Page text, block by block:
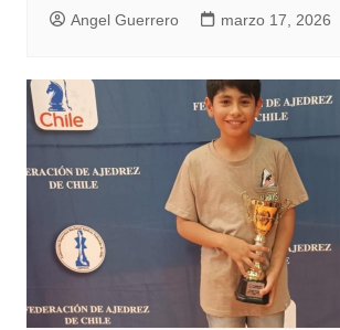
Angel Guerrero marzo 17, 2026